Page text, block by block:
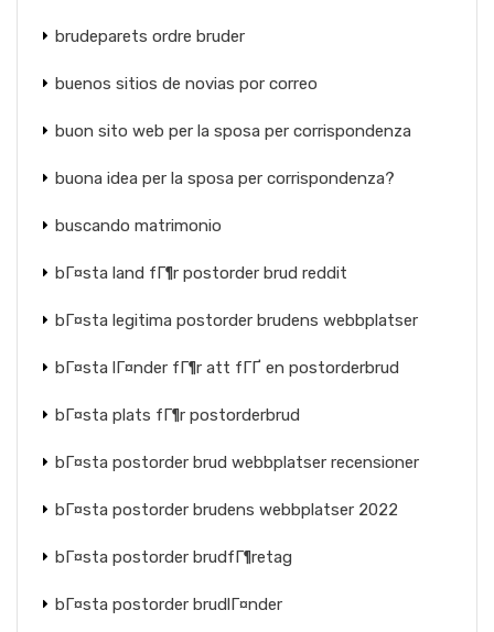
brudeparets ordre bruder
buenos sitios de novias por correo
buon sito web per la sposa per corrispondenza
buona idea per la sposa per corrispondenza?
buscando matrimonio
bГ¤sta land fГ¶r postorder brud reddit
bГ¤sta legitima postorder brudens webbplatser
bГ¤sta lГ¤nder fГ¶r att fГҐ en postorderbrud
bГ¤sta plats fГ¶r postorderbrud
bГ¤sta postorder brud webbplatser recensioner
bГ¤sta postorder brudens webbplatser 2022
bГ¤sta postorder brudfГ¶retag
bГ¤sta postorder brudlГ¤nder